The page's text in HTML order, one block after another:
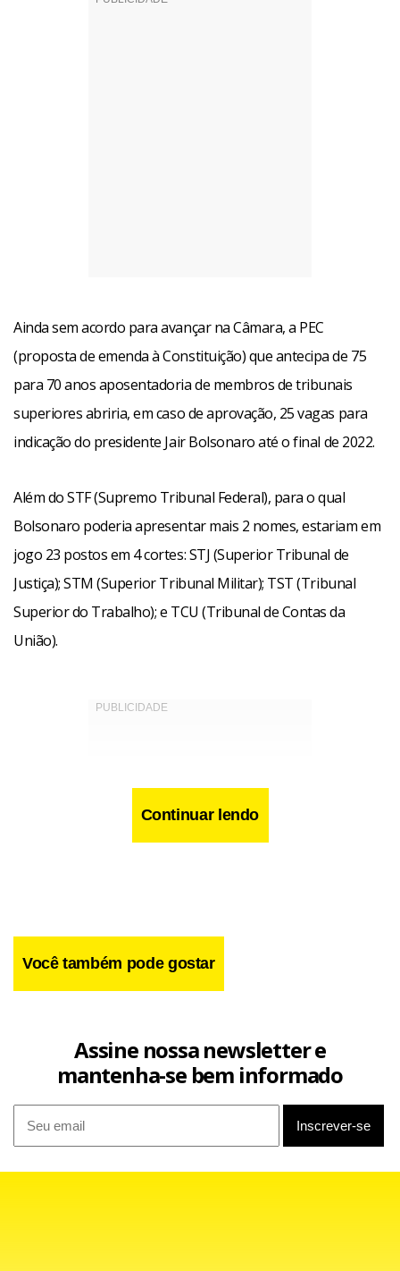
Ainda sem acordo para avançar na Câmara, a PEC
(proposta de emenda à Constituição) que antecipa de 75
para 70 anos aposentadoria de membros de tribunais
superiores abriria, em caso de aprovação, 25 vagas para
indicação do presidente Jair Bolsonaro até o final de 2022.
Além do STF (Supremo Tribunal Federal), para o qual
Bolsonaro poderia apresentar mais 2 nomes, estariam em
jogo 23 postos em 4 cortes: STJ (Superior Tribunal de
Justiça); STM (Superior Tribunal Militar); TST (Tribunal
Superior do Trabalho); e TCU (Tribunal de Contas da
União).
Justiça) da Câmara aprovou a admissibilidade da proposta.
requisitos legais para tramitar na Casa.
Em conversas reservadas, ministros do Supremo avaliam
Continuar lendo
Você também pode gostar
Assine nossa newsletter e
mantenha-se bem informado